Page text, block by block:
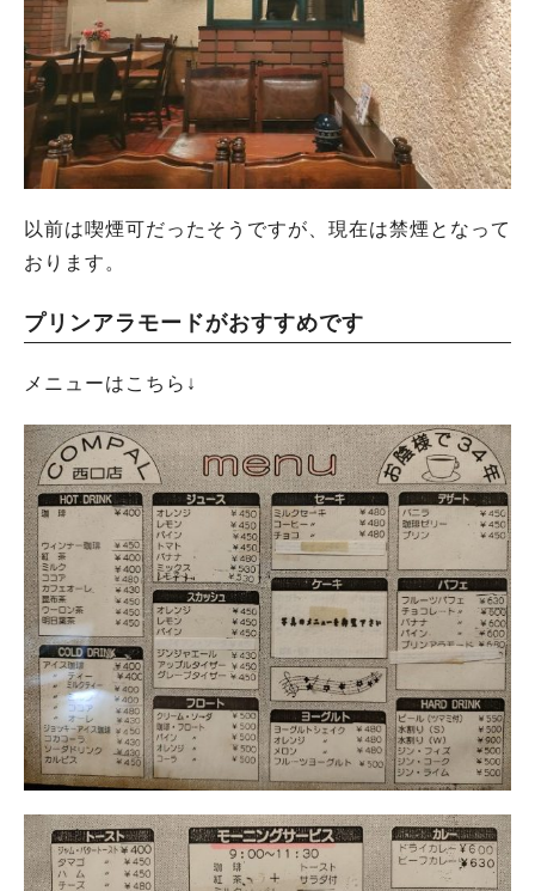
以前は喫煙可だったそうですが、現在は禁煙となって
おります。
プリンアラモードがおすすめです
メニューはこちら↓